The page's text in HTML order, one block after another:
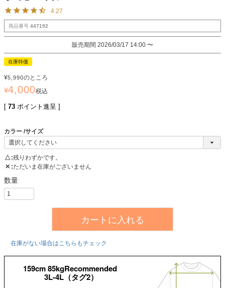
4.27
商品番号 447192
販売期間 2026/03/17 14:00 〜
在庫特価
¥5,990のところ
¥4,000税込
[ 73 ポイント進呈 ]
カラー サイズ
△ 残りわずかです。
✕ ただいま在庫がございません
カートに入れる
在庫がない場合はこちらもチェック
159cm 85kgRecommended
3L-4L（タグ2）